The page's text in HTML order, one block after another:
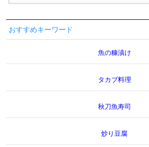
おすすめキーワード
魚の糠漬け
タカブ料理
秋刀魚寿司
炒り豆腐